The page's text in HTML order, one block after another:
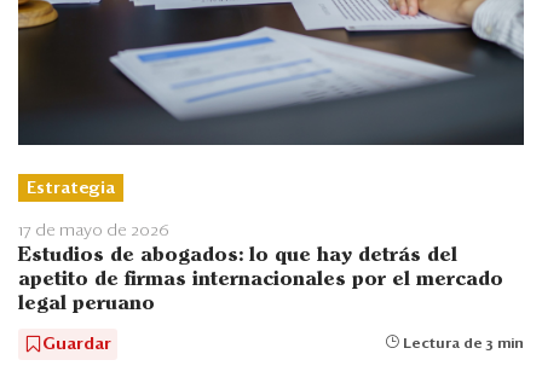
Estrategia
17 de mayo de 2026
Estudios de abogados: lo que hay detrás del
apetito de firmas internacionales por el mercado
legal peruano
Guardar Lectura de 3 min